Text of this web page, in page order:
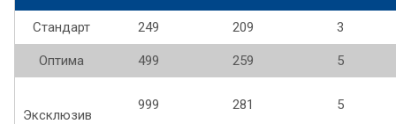
Стандарт 249 209 3
Оптима 499 259 5
Эксклюзив
999 281 5